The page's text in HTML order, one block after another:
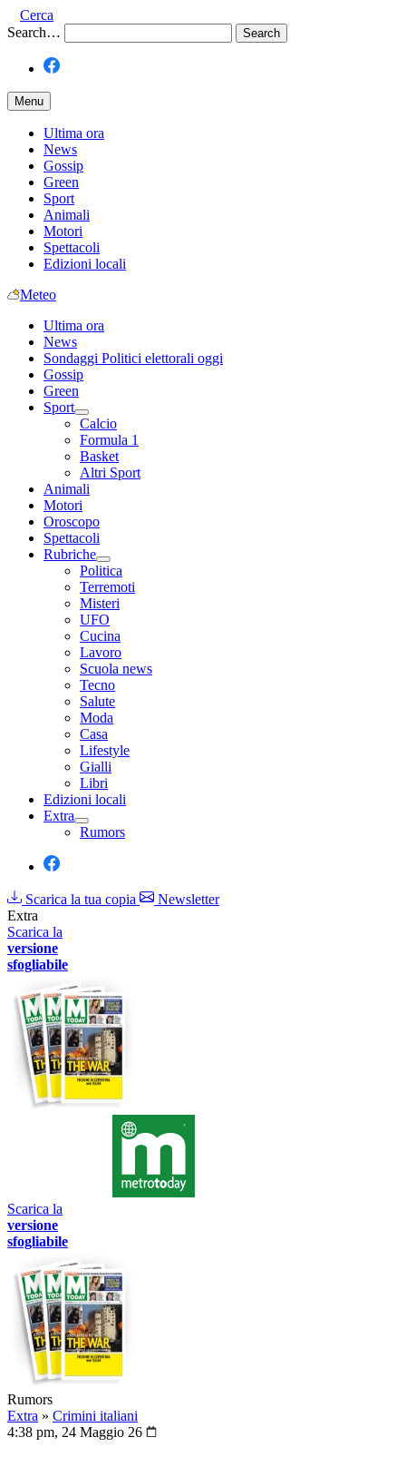
Cerca
Search…
Menu
Ultima ora
News
Gossip
Green
Sport
Animali
Motori
Spettacoli
Edizioni locali
Meteo
Ultima ora
News
Sondaggi Politici elettorali oggi
Gossip
Green
Sport
Calcio
Formula 1
Basket
Altri Sport
Animali
Motori
Oroscopo
Spettacoli
Rubriche
Politica
Terremoti
Misteri
UFO
Cucina
Lavoro
Scuola news
Tecno
Salute
Moda
Casa
Lifestyle
Gialli
Libri
Edizioni locali
Extra
Rumors
Scarica la tua copia
Newsletter
Extra
Scarica la
versione
sfogliabile
Scarica la
versione
sfogliabile
Rumors
Extra » Crimini italiani
4:38 pm, 24 Maggio 26